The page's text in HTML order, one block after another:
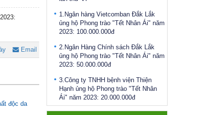
Email
độc da
ủng hộ Phong trào "Tết Nhân Ái" năm
2023: 100.000.000đ
ủng hộ Phong trào "Tết Nhân Ái" năm
2023: 50.000.000đ
Hạnh ủng hộ Phong trào "Tết Nhân
Ái" năm 2023: 20.000.000đ
4.Công ty TNHH in Đắk Lắk ủng hộ
Ông Hoàng Đức Hạnh - Thôn 1, xã
Bà Nguyễn Thị Ngân – Thôn 5 – xã
Ea Hu – Huyện Cư Kuin – Đắk Lắk
Bà Vàng Thị Ngọc Hiến – Thôn Ea